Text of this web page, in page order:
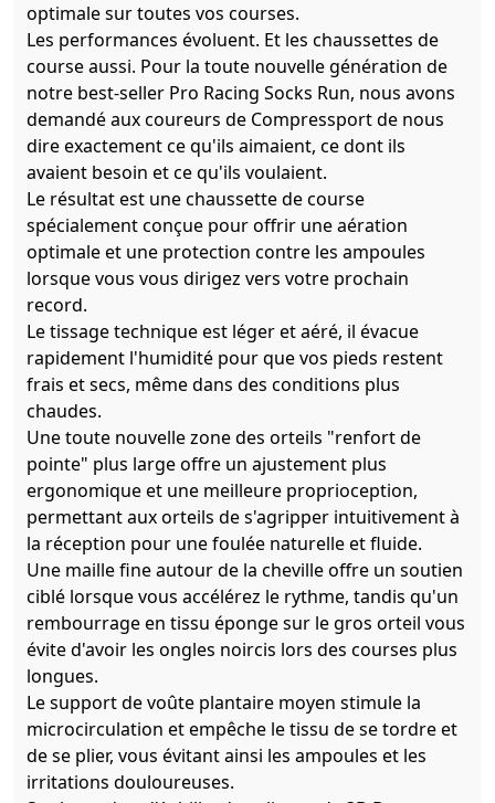
optimale sur toutes vos courses.
Les performances évoluent. Et les chaussettes de
course aussi. Pour la toute nouvelle génération de
notre best-seller Pro Racing Socks Run, nous avons
demandé aux coureurs de Compressport de nous
dire exactement ce qu'ils aimaient, ce dont ils
avaient besoin et ce qu'ils voulaient.
Le résultat est une chaussette de course
spécialement conçue pour offrir une aération
optimale et une protection contre les ampoules
lorsque vous vous dirigez vers votre prochain
record.
Le tissage technique est léger et aéré, il évacue
rapidement l'humidité pour que vos pieds restent
frais et secs, même dans des conditions plus
chaudes.
Une toute nouvelle zone des orteils "renfort de
pointe" plus large offre un ajustement plus
ergonomique et une meilleure proprioception,
permettant aux orteils de s'agripper intuitivement à
la réception pour une foulée naturelle et fluide.
Une maille fine autour de la cheville offre un soutien
ciblé lorsque vous accélérez le rythme, tandis qu'un
rembourrage en tissu éponge sur le gros orteil vous
évite d'avoir les ongles noircis lors des courses plus
longues.
Le support de voûte plantaire moyen stimule la
microcirculation et empêche le tissu de se tordre et
de se plier, vous évitant ainsi les ampoules et les
irritations douloureuses.